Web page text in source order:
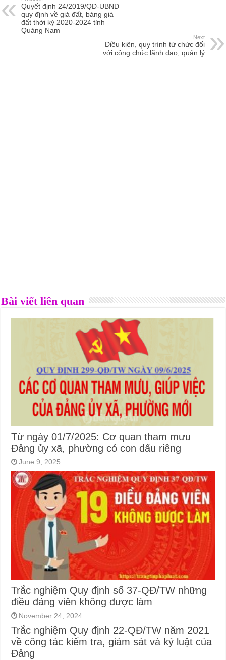
Quyết định 24/2019/QĐ-UBND
quy định về giá đất, bảng giá
đất thời kỳ 2020-2024 tỉnh
Quảng Nam
Next
Điều kiện, quy trình từ chức đối
với công chức lãnh đạo, quản lý
Bài viết liên quan
Từ ngày 01/7/2025: Cơ quan tham mưu
Đảng ủy xã, phường có con dấu riêng
June 9, 2025
Trắc nghiệm Quy định số 37-QĐ/TW những
điều đảng viên không được làm
November 24, 2024
Trắc nghiệm Quy định 22-QĐ/TW năm 2021
về công tác kiểm tra, giám sát và kỷ luật của
Đảng